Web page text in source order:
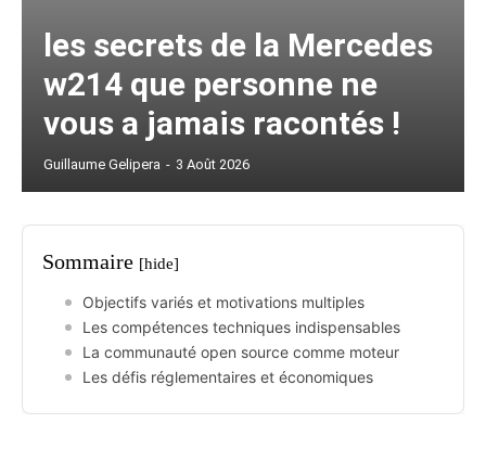
les secrets de la Mercedes
w214 que personne ne
vous a jamais racontés !
Guillaume Gelipera - 3 Août 2026
Sommaire [hide]
Objectifs variés et motivations multiples
Les compétences techniques indispensables
La communauté open source comme moteur
Les défis réglementaires et économiques